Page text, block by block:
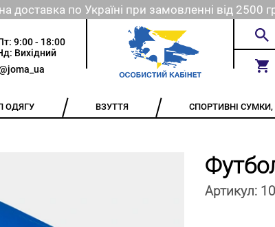
доставка по Україні при замовленні від 2500
9:00 - 18:00
Вихідний
ОДЯГУ ВЗУТТЯ СПОРТИВНІ
Артикул: